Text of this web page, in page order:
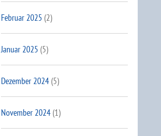
Februar 2025 (2)
Januar 2025 (5)
Dezember 2024(5)
November 2024(1)